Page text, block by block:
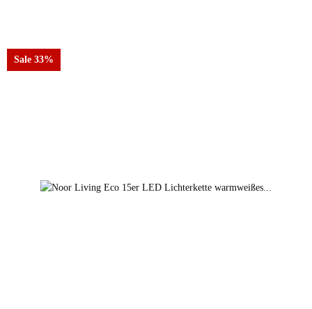
Sale 33%